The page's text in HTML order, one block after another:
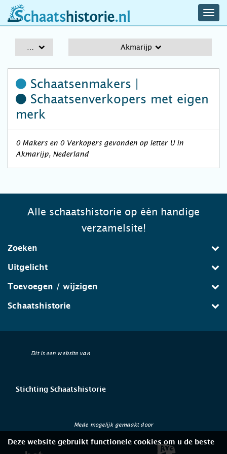
schaatshistorie.nl
Akmarijp
Schaatsenmakers |
Schaatsenverkopers met eigen
merk
0 Makers en 0 Verkopers gevonden op letter U in
Akmarijp, Nederland
Alle schaatshistorie op één handige
verzamelsite!
Zoeken
Uitgelicht
Toevoegen / wijzigen
Schaatshistorie
Dit is een website van
Stichting Schaatshistorie
Mede mogelijk gemaakt door
Deze website gebruikt functionele cookies om u de beste